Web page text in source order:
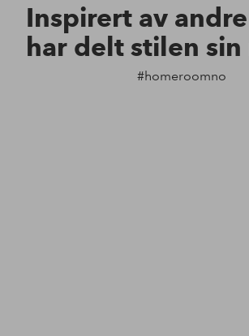
Inspirert av
har delt stilen sin
#homeroomno